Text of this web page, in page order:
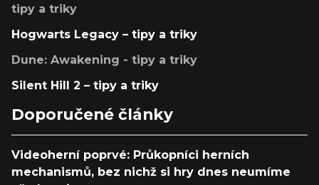
tipy a triky
Hogwarts Legacy – tipy a triky
Dune: Awakening - tipy a triky
Silent Hill 2 – tipy a triky
Doporučené články
Videoherní poprvé: Průkopníci herních
mechanismů, bez nichž si hry dnes neumíme